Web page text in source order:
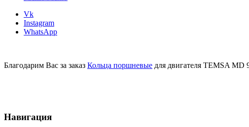
Vk
Instagram
WhatsApp
Благодарим Вас за заказ Кольца поршневые для двигателя TEMSA MD
Навигация